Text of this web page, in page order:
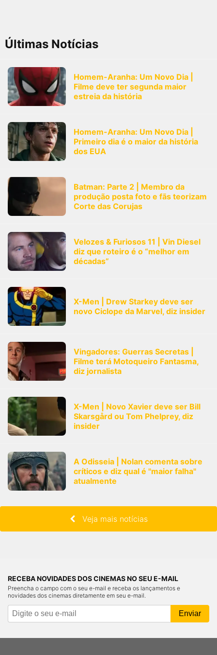
Últimas Notícias
Homem-Aranha: Um Novo Dia |
Filme deve ter segunda maior
estreia da história
Homem-Aranha: Um Novo Dia |
Primeiro dia é o maior da história
dos EUA
Batman: Parte 2 | Membro da
produção posta foto e fãs teorizam
Corte das Corujas
Velozes & Furiosos 11 | Vin Diesel
diz que roteiro é o “melhor em
décadas”
X-Men | Drew Starkey deve ser
novo Ciclope da Marvel, diz insider
Vingadores: Guerras Secretas |
Filme terá Motoqueiro Fantasma,
diz jornalista
X-Men | Novo Xavier deve ser Bill
Skarsgård ou Tom Phelprey, diz
insider
A Odisseia | Nolan comenta sobre
críticos e diz qual é "maior falha"
atualmente
Veja mais notícias
RECEBA NOVIDADES DOS CINEMAS NO SEU E-MAIL
Preencha o campo com o seu e-mail e receba os lançamentos e
novidades dos cinemas diretamente em seu e-mail.